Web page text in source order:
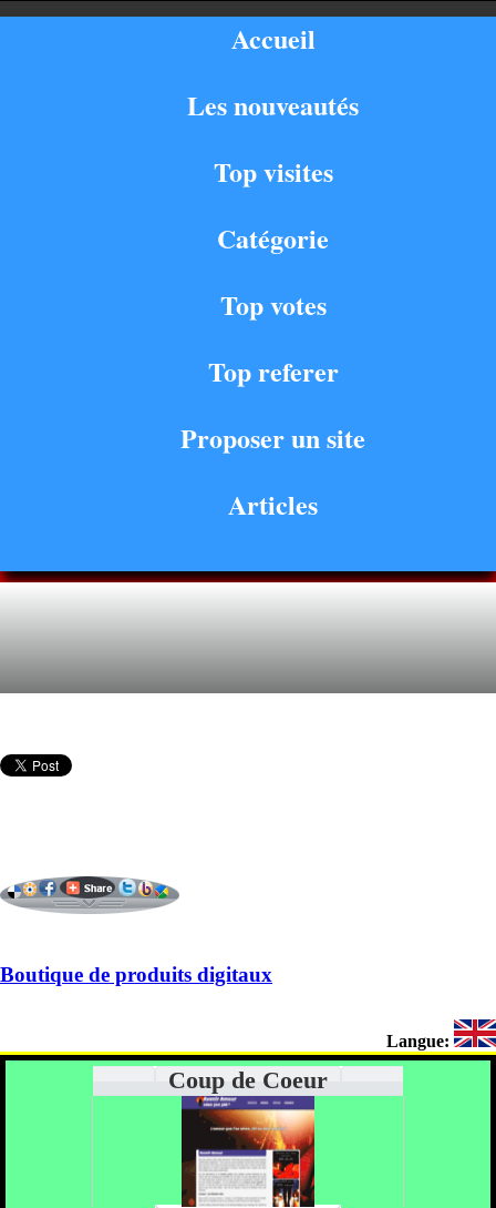
Accueil
Les nouveautés
Top visites
Catégorie
Top votes
Top referer
Proposer un site
Articles
Boutique de produits digitaux
Langue:
Coup de Coeur